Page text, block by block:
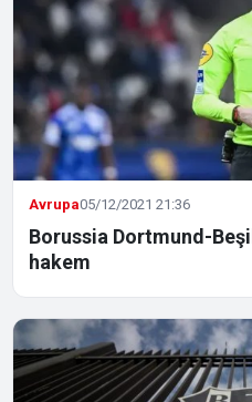
Avrupa05/12/2021 21:36
Borussia Dortmund-
hakem